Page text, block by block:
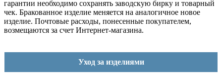
гарантии необходимо сохранять заводскую бирку и товарный
чек. Бракованное изделие меняется на аналогичное новое
изделие. Почтовые расходы, понесенные покупателем,
возмещаются за счет Интернет-магазина.
Уход за изделиями